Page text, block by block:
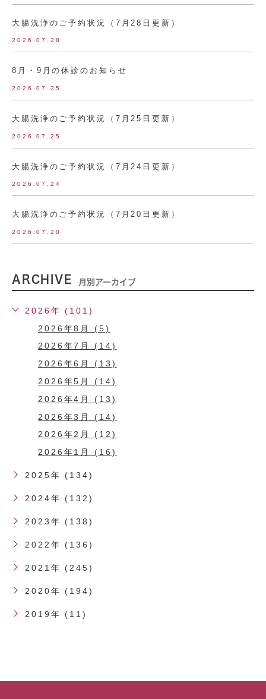
大腸洗浄のご予約状況（7月28日更新）
2026.07.28
8月・9月の休診のお知らせ
2026.07.25
大腸洗浄のご予約状況（7月25日更新）
2026.07.25
大腸洗浄のご予約状況（7月24日更新）
2026.07.24
大腸洗浄のご予約状況（7月20日更新）
2026.07.20
ARCHIVE 月別アーカイブ
2026年 (101)
2026年8月 (5)
2026年7月 (14)
2026年6月 (13)
2026年5月 (14)
2026年4月 (13)
2026年3月 (14)
2026年2月 (12)
2026年1月 (16)
2025年 (134)
2024年 (132)
2023年 (138)
2022年 (136)
2021年 (245)
2020年 (194)
2019年 (11)